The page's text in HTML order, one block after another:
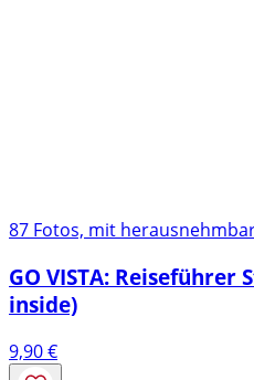
87 Fotos, mit
GO VISTA:
inside)
9,90€